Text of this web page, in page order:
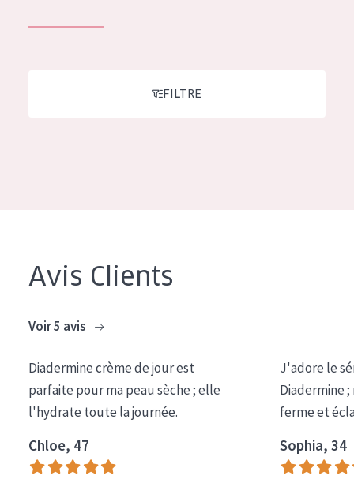
SOLUTIONS POUR LA PEAU
TYPE DE PRODUIT
Crème pour les Yeux
Sérum
COLLECTION
TOUS LES PRODUIT
FILTRE
Avis Clients
Voir 5 avis
Diadermine crème de jour est
parfaite pour ma peau sèche ; elle
l'hydrate toute la journée.
Chloe, 47
J'adore le
Diadermine
ferme et
Sophia, 34